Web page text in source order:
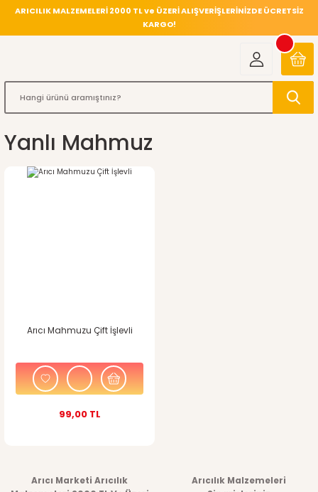
ARICILIK MALZEMELERİ 2000 TL ve ÜZERİ ALIŞVERİŞLERİNİZDE ÜCRETSİZ
KARGO!
Yanlı Mahmuz
Arıcı Mahmuzu Çift İşlevli
99,00 TL
Arıcı Marketi Arıcılık
Arıcılık Malzemeleri